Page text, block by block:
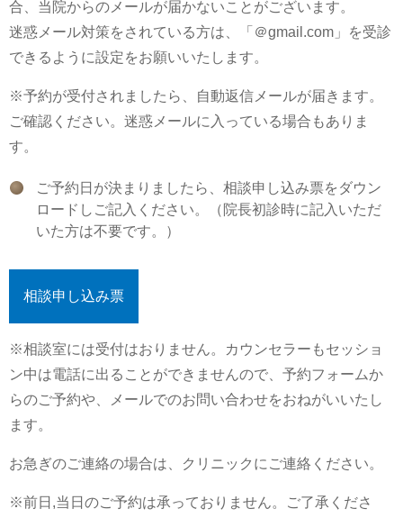
合、当院からのメールが届かないことがございます。
迷惑メール対策をされている方は、「＠gmail.com」を受診
できるように設定をお願いいたします。
※予約が受付されましたら、自動返信メールが届きます。
ご確認ください。迷惑メールに入っている場合もありま
す。
ご予約日が決まりましたら、相談申し込み票をダウン
ロードしご記入ください。（院長初診時に記入いただ
いた方は不要です。）
相談申し込み票
※相談室には受付はおりません。カウンセラーもセッショ
ン中は電話に出ることができませんので、予約フォームか
らのご予約や、メールでのお問い合わせをおねがいいたし
ます。
お急ぎのご連絡の場合は、クリニックにご連絡ください。
※前日,当日のご予約は承っておりません。ご了承くださ